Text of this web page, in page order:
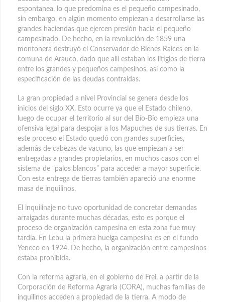
espontanea, lo que predomina es el pequeño campesinado,
sin embargo, en algún momento empiezan a desarrollarse las
grandes haciendas que ejercen presión hacia el pequeño
campesinado. De hecho, en la revolución de 1859 una
montonera destruyó el Conservador de Bienes Raíces en la
comuna de Arauco, dado que allí estaban los litigios de tierra
entre los grandes y pequeños campesinos, así como la
especificación de las deudas contraídas.
La gran propiedad a nivel Provincial se genera desde los
inicios del siglo XX. Esto ocurre ya que el Estado chileno,
luego de ocupar el territorio al sur del Bío-Bío empieza una
ofensiva legal para despojar a los Mapuches de sus tierras. En
este proceso el Estado quedó con grandes superficies,
además de cabezas de vacuno, las que empiezan a ser
entregadas a grandes propietarios, en muchos casos con el
sistema de “palos blancos” para acceder a mayor superficie.
Con esta entrega de tierras también apareció una enorme
masa de inquilinos.
El inquilinaje no tuvo oportunidad de concretar demandas
arraigadas durante muchas décadas, esto es porque el
proceso de organización campesina en esta zona fue muy
tardía. En Lebu la primera huelga campesina es en el fundo
Yeneco en 1924. De hecho, la organización entre campesinos
estaba prohibida.
Con la reforma agraria, en el gobierno de Frei, a partir de la
Corporación de Reforma Agraria (CORA), muchas familias de
inquilinos acceden a propiedad de la tierra. A modo de